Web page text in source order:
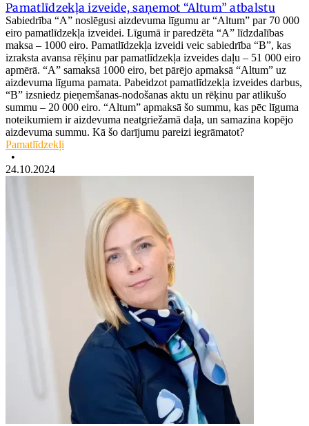
Pamatlīdzekļa izveide, saņemot “Altum” atbalstu
Sabiedrība “A” noslēgusi aizdevuma līgumu ar “Altum” par 70 000
eiro pamatlīdzekļa izveidei. Līgumā ir paredzēta “A” līdzdalības
maksa – 1000 eiro. Pamatlīdzekļa izveidi veic sabiedrība “B”, kas
izraksta avansa rēķinu par pamatlīdzekļa izveides daļu – 51 000 eiro
apmērā. “A” samaksā 1000 eiro, bet pārējo apmaksā “Altum” uz
aizdevuma līguma pamata. Pabeidzot pamatlīdzekļa izveides darbus,
“B” izsniedz pieņemšanas-nodošanas aktu un rēķinu par atlikušo
summu – 20 000 eiro. “Altum” apmaksā šo summu, kas pēc līguma
noteikumiem ir aizdevuma neatgriežamā daļa, un samazina kopējo
aizdevuma summu. Kā šo darījumu pareizi iegrāmatot?
Pamatlīdzekļi
•
24.10.2024